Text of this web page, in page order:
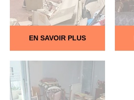
EN SAVOIR PLUS